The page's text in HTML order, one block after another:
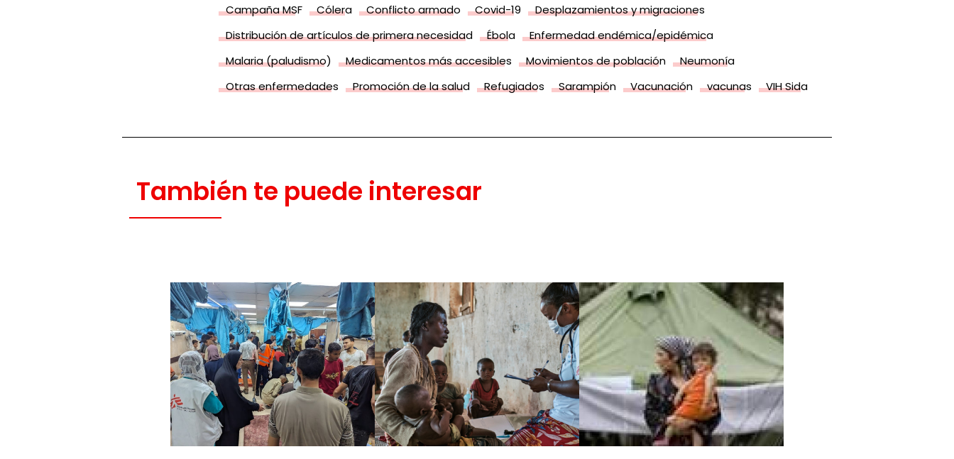
Campaña MSF
Cólera Conflicto armado Covid-19
Desplazamientos y migraciones
Distribución de artículos de primera necesidad
Ébola
Enfermedad endémica/epidémica
Malaria (paludismo)
Medicamentos más accesibles Movimientos de población
Neumonía
Otras enfermedades
Promoción de la salud Refugiados Sarampión Vacunación vacunas VIH Sida
También te puede interesar